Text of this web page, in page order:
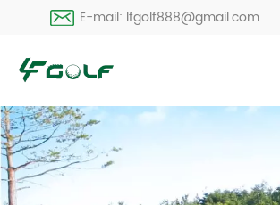
E-mail: lfgolf888@gmail.com